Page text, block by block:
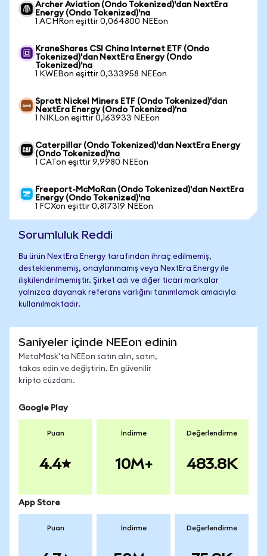
Archer Aviation (Ondo Tokenized)'dan NextEra
Energy (Ondo Tokenized)'na
1 ACHRon eşittir 0,064800 NEEon
KraneShares CSI China Internet ETF (Ondo
Tokenized)'dan NextEra Energy (Ondo
Tokenized)'na
1 KWEBon eşittir 0,333958 NEEon
Sprott Nickel Miners ETF (Ondo Tokenized)'dan
NextEra Energy (Ondo Tokenized)'na
1 NIKLon eşittir 0,163933 NEEon
Caterpillar (Ondo Tokenized)'dan NextEra Energy
(Ondo Tokenized)'na
1 CATon eşittir 9,9980 NEEon
Freeport-McMoRan (Ondo Tokenized)'dan NextEra
Energy (Ondo Tokenized)'na
1 FCXon eşittir 0,817319 NEEon
Sorumluluk Reddi
Bu ürün NextEra Energy tarafından ihraç edilmemiş,
desteklenmemiş, onaylanmamış veya NextEra Energy ile
ilişkilendirilmemiştir. Şirket adı ve diğer ticari markalar
yalnızca dayanak referans varlığını tanımlamak amacıyla
kullanılmaktadır.
Saniyeler içinde NEEon edinin
MetaMask'ta NEEon satın alın, satın,
takas edin ve değiştirin. En güvenilir
kripto cüzdanı.
Google Play
Puan
4.4
İndirme
10M+
Değerlendirme
483.8K
App Store
Puan İndirme Değerlendirme